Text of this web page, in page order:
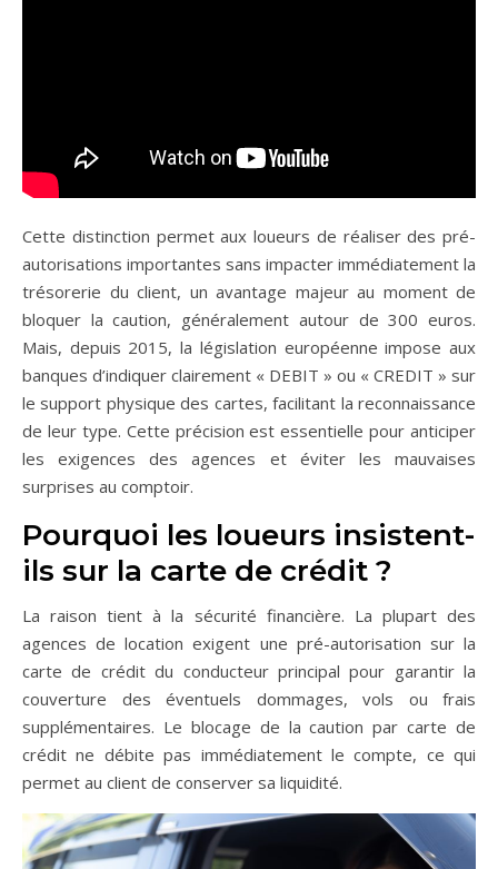
Cette distinction permet aux loueurs de réaliser des pré-
autorisations importantes sans impacter immédiatement la
trésorerie du client, un avantage majeur au moment de
bloquer la caution, généralement autour de 300 euros.
Mais, depuis 2015, la législation européenne impose aux
banques d’indiquer clairement « DEBIT » ou « CREDIT » sur
le support physique des cartes, facilitant la reconnaissance
de leur type. Cette précision est essentielle pour anticiper
les exigences des agences et éviter les mauvaises
surprises au comptoir.
Pourquoi les loueurs insistent-
ils sur la carte de crédit ?
La raison tient à la sécurité financière. La plupart des
agences de location exigent une pré-autorisation sur la
carte de crédit du conducteur principal pour garantir la
couverture des éventuels dommages, vols ou frais
supplémentaires. Le blocage de la caution par carte de
crédit ne débite pas immédiatement le compte, ce qui
permet au client de conserver sa liquidité.